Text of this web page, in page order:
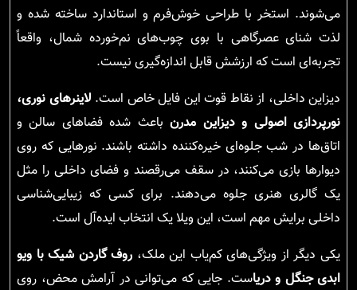
می‌شوند. استخر با طراحی خوش‌فرم و استاندارد ساخته شده و
لذت شنای عصرگاهی با بوی چوب‌های نم‌خورده شمال، واقعاً
تجربه‌ای است که ارزشش قابل اندازه‌گیری نیست.
دیزاین داخلی، از نقاط قوت این فایل خاص است. لاینرهای نوری،
نورپردازی اصولی و دیزاین مدرنباعث شده فضاهای سالن و
اتاق‌ها در شب جلوه‌ای خیره‌کننده داشته باشند. نورهایی که روی
دیوارها بازی می‌کنند، در سقف می‌رقصند و فضای داخلی را مثل
یک گالری هنری جلوه می‌دهند. برای کسی که زیبایی‌شناسی
داخلی برایش مهم است، این ویلا یک انتخاب ایده‌آل است.
یکی دیگر از ویژگی‌های کم‌یاب این ملک، روف گاردن شیک با ویو
ابدی جنگل و دریاست. جایی که می‌توانی در آرامش محض، روی